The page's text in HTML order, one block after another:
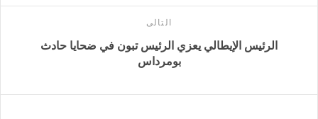
التالى
الرئيس الإيطالي يعزي الرئيس تبون في ضحايا حادث
بومرداس